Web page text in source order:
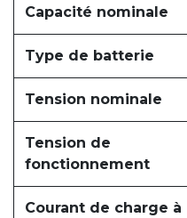
Capacité nominale
Type de batterie
Tension nominale
Tension de
fonctionnement
Courant de charge à